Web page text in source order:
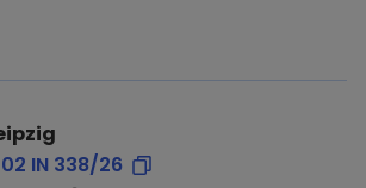
IN 338/26